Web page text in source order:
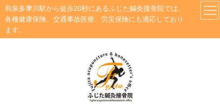
和泉多摩川駅から徒歩20秒にあるふじた鍼灸接骨院では、
各種健康保険、交通事故医療、労災保険にも適応しており
ます。